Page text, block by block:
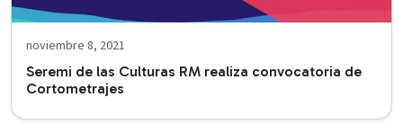
noviembre 8, 2021
Seremi de las Culturas RM realiza convocatoria de
Cortometrajes